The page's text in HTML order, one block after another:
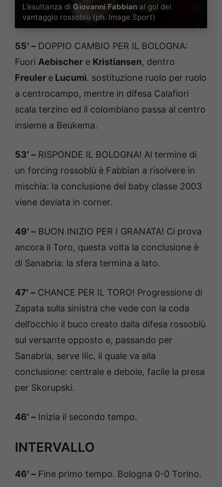
L’esultanza di Giovanni Fabbian al gol del
vantaggio rossoblù (ph. Image Sport)
55′ – DOPPIO CAMBIO PER IL BOLOGNA:
Fuori Aebischer e Kristiansen, dentro
Freuler e Lucumì. sostituzione ruolo per ruolo
a centrocampo, mentre in difesa Calafiori
scala terzino ed il colombiano passa al centro
insieme a Beukema.
53′ – RISPONDE IL BOLOGNA! Al termine di
un forcing rossoblù è Fabbian a risolvere in
mischia: la conclusione del baby classe 2003
viene deviata in corner.
49′ – BUON INIZIO PER I GRANATA! Ci prova
ancora il Toro, questa volta la conclusione è
di Sanabria: la sfera termina a lato.
47′ – CHANCE PER IL TORO! Progressione di
Zapata sulla sinistra che vede con la coda
dell’occhio il buco creato dalla difesa rossoblù
sul versante opposto e, passando per
Sanabria, serve Ilic, il quale va alla
conclusione: centrale e debole, facile la presa
per Skorupski.
46′ – Inizia il secondo tempo.
INTERVALLO
46′ – Fine primo tempo. Bologna 0-0 Torino.